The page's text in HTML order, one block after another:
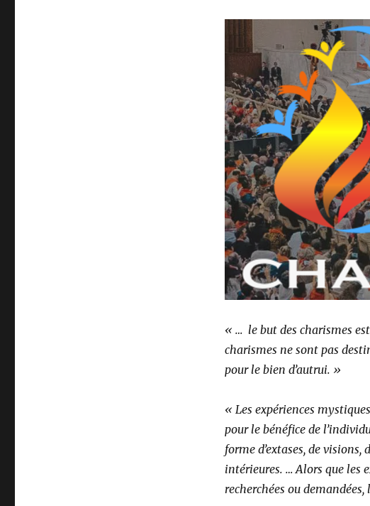
« … le but des charismes
charismes ne sont pas
pour le bien d’autrui. »
« Les expériences
pour le bénéfice de
forme d’extases, de visions,
intérieures. … Alors que les
recherchées ou